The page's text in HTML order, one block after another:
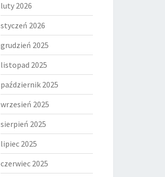
luty 2026
styczeń 2026
grudzień 2025
listopad 2025
październik 2025
wrzesień 2025
sierpień 2025
lipiec 2025
czerwiec 2025